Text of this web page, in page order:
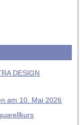
DESIGN
am 10. Mai 2026